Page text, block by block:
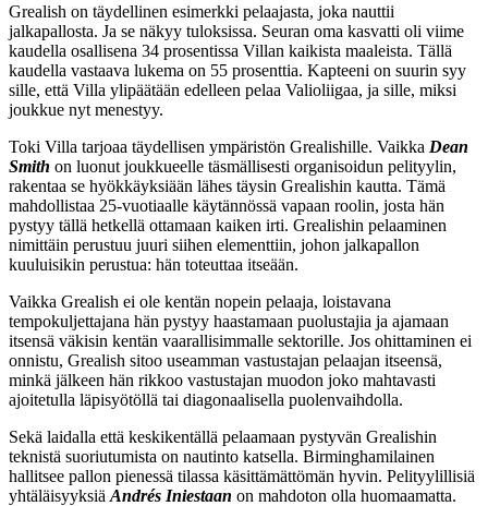
Grealish on täydellinen esimerkki pelaajasta, joka nauttii
jalkapallosta. Ja se näkyy tuloksissa. Seuran oma kasvatti oli viime
kaudella osallisena 34 prosentissa Villan kaikista maaleista. Tällä
kaudella vastaava lukema on 55 prosenttia. Kapteeni on suurin syy
sille, että Villa ylipäätään edelleen pelaa Valioliigaa, ja sille, miksi
joukkue nyt menestyy.
Toki Villa tarjoaa täydellisen ympäristön Grealishille. Vaikka Dean
Smith on luonut joukkueelle täsmällisesti organisoidun pelityylin,
rakentaa se hyökkäyksiään lähes täysin Grealishin kautta. Tämä
mahdollistaa 25-vuotiaalle käytännössä vapaan roolin, josta hän
pystyy tällä hetkellä ottamaan kaiken irti. Grealishin pelaaminen
nimittäin perustuu juuri siihen elementtiin, johon jalkapallon
kuuluisikin perustua: hän toteuttaa itseään.
Vaikka Grealish ei ole kentän nopein pelaaja, loistavana
tempokuljettajana hän pystyy haastamaan puolustajia ja ajamaan
itsensä väkisin kentän vaarallisimmalle sektorille. Jos ohittaminen ei
onnistu, Grealish sitoo useamman vastustajan pelaajan itseensä,
minkä jälkeen hän rikkoo vastustajan muodon joko mahtavasti
ajoitetulla läpisyötöllä tai diagonaalisella puolenvaihdolla.
Sekä laidalla että keskikentällä pelaamaan pystyvän Grealishin
teknistä suoriutumista on nautinto katsella. Birminghamilainen
hallitsee pallon pienessä tilassa käsittämättömän hyvin. Pelityylillisiä
yhtäläisyyksiä Andrés Iniestaan on mahdoton olla huomaamatta.